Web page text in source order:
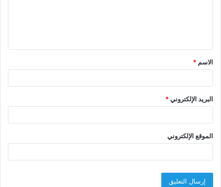
ق
*
الاسم *
البريد الإلكتروني*
الموقع الإلكتروني